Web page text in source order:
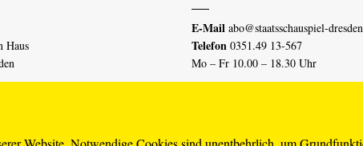
Haus
E-Mail abo@staatsschauspiel-
Telefon 0351.49 13-567
Mo – Fr 10.00 – 18.30 Uhr
Erklärung Barrierefreiheit